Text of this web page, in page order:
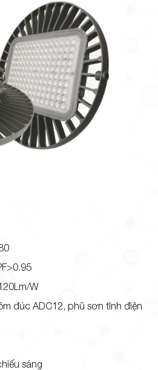
W
đúc ADC12, phũ sơn tĩnh điện
sáng